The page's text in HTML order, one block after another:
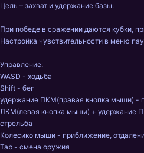
Цель – захват и удержание базы.
При победе в сражении даются кубки,
Настройка чувствительности в меню
Управление:
WASD - ходьба
Shift - бег
удержание ПКМ(правая кнопка мыши) -
ЛКМ(левая кнопка мыши) + удержание
стрельба
Колесико мыши - приближение,
Tab - смена оружия